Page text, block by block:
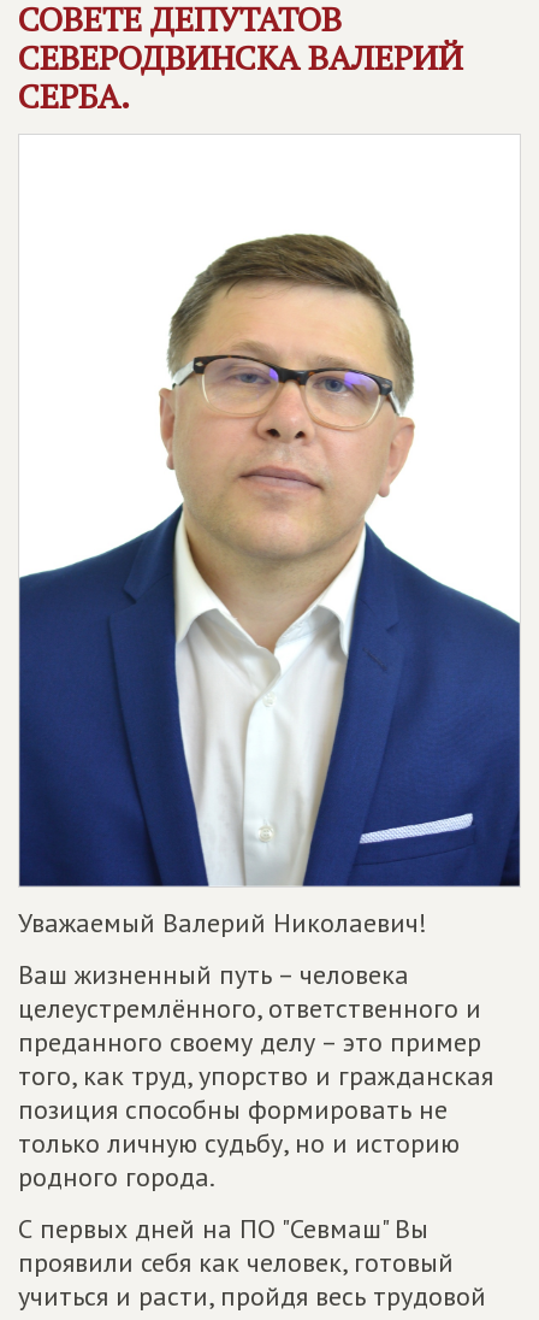
СОВЕТЕ ДЕПУТАТОВ
СЕВЕРОДВИНСКА ВАЛЕРИЙ
СЕРБА.
Уважаемый Валерий Николаевич!
Ваш жизненный путь – человека
целеустремлённого, ответственного и
преданного своему делу – это пример
того, как труд, упорство и гражданская
позиция способны формировать не
только личную судьбу, но и историю
родного города.
С первых дней на ПО "Севмаш" Вы
проявили себя как человек, готовый
учиться и расти, пройдя весь трудовой